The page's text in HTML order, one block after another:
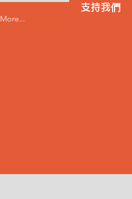
支持我們
More...